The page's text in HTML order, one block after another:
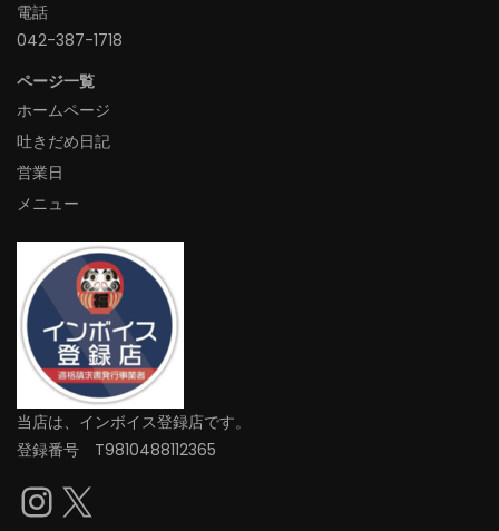
電話
042-387-1718‬
ページ一覧
ホームページ
吐きだめ日記
営業日
メニュー
当店は、インボイス登録店です。
登録番号 T9810488112365
Instagram
X